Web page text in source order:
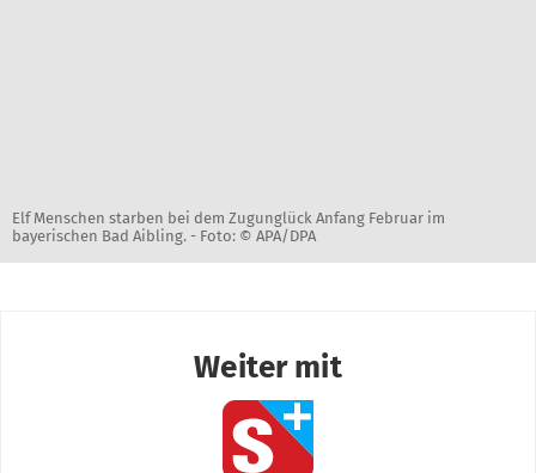
Elf Menschen starben bei dem Zugunglück Anfang Februar im
bayerischen Bad Aibling. - Foto: © APA/DPA